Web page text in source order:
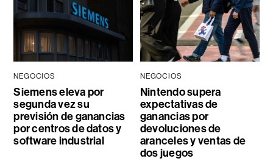
NEGOCIOS
Siemens eleva por
segunda vez su
previsión de ganancias
por centros de datos y
software industrial
NEGOCIOS
Nintendo supera
expectativas de
ganancias por
devoluciones de
aranceles y ventas de
dos juegos